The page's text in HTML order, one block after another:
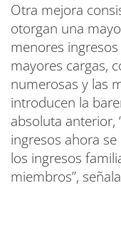
Otra mejora
otorgan una
menores
mayores cargas,
numerosas y las
introducen la
absoluta anterior,
ingresos ahora
los ingresos
miembros”,